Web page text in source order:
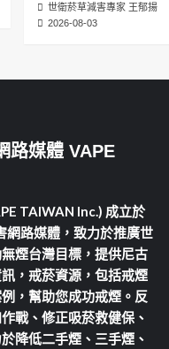
世衛菸草減害專家 王郁揚
2026-08-03
路媒體 VAPE
TAIWAN Inc.) 成立於
網路媒體，致力於推廣世
煙台灣目標，提供尼古
，戒菸資源，包括戒煙
，幫助您成功戒煙。反
戰、修正吸菸救健保、
降低二手煙、三手煙、